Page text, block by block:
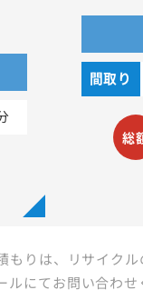
間取り
総
りは、リサイク
にてお問い合わせ